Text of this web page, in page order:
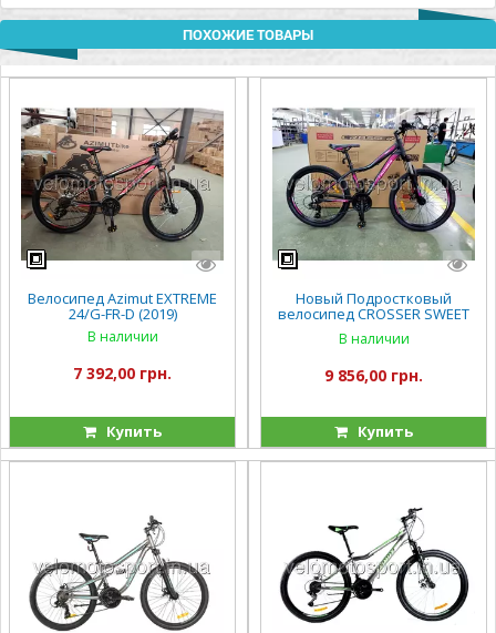
ПОХОЖИЕ ТОВАРЫ
Велосипед Azimut EXTREME
24/G-FR-D (2019)
В наличии
7 392,00 грн.
Купить
Новый Подростковый
велосипед CROSSER SWEET
В наличии
9 856,00 грн.
Купить